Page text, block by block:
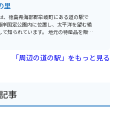
場所です。
安心して駐車できます。また、太平洋
る海岸線は、ツーリングにも最適です。
浴場やキャンプ場など、自然を満喫でき
しています。道の駅 わじきを拠点に、
里
、徳島県海部郡牟岐町にある道の駅で
岸国定公園内に位置し、太平洋を望む絶
います。 地元の特産品を販売
、新鮮な魚介類や農産物を購入できま
めます。また、展望台からは雄大な太平
特に夕暮れ時は息をのむような美しさで
、自然を満喫できるスポットも点在し
られます。道の駅で購入できるほか、周
「周辺の道の駅」をもっと見る
事